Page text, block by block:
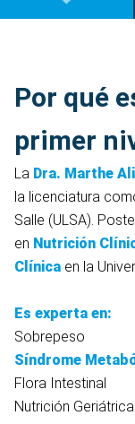
Por qué
primer
La Dra. Marthe
la licenciatura
Salle (ULSA).
en Nutrición
Clínica en la
Es experta en:
Sobrepeso
Síndrome
Flora Intestinal
Nutrición Geriátrica